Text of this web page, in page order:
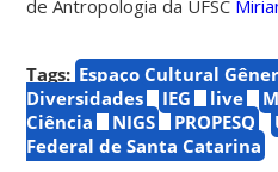
de Antropologia da UFSC
Tags: Espaço Cultural
Diversidades
IEG live
Ciência
NIGS PROPESQ
Federal de Santa Catarina